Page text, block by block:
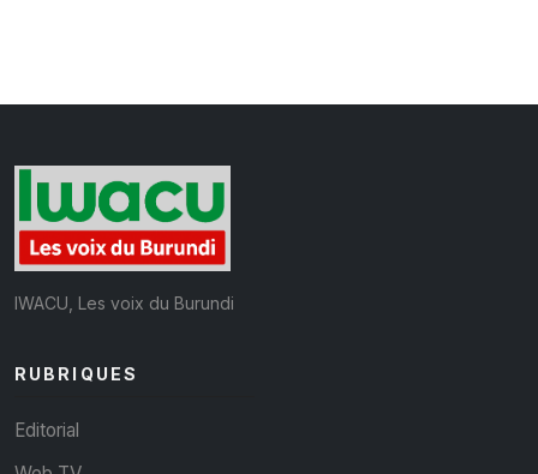
IWACU, Les voix du Burundi
RUBRIQUES
Editorial